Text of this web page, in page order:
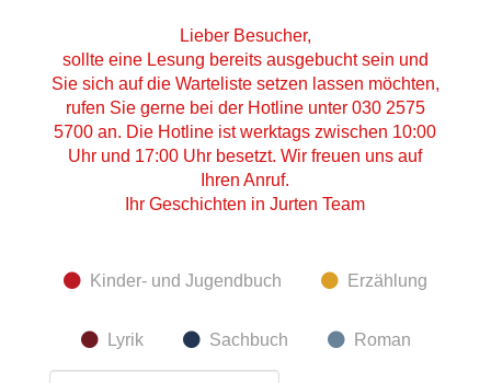
Lieber Besucher,
sollte eine Lesung bereits ausgebucht sein und
Sie sich auf die Warteliste setzen lassen möchten,
rufen Sie gerne bei der Hotline unter 030 2575
5700 an. Die Hotline ist werktags zwischen 10:00
Uhr und 17:00 Uhr besetzt. Wir freuen uns auf
Ihren Anruf.
Ihr Geschichten in Jurten Team
Kinder- und Jugendbuch Erzählung
Lyrik Sachbuch Roman